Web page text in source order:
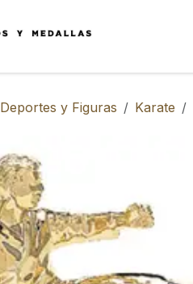
Deportes y Figuras Karate